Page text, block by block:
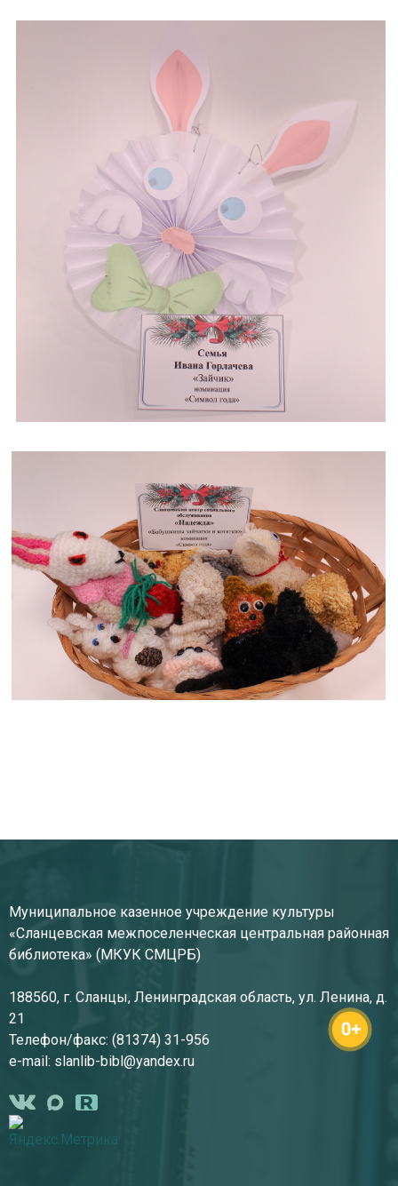
Муниципальное казенное учреждение культуры
«Сланцевская межпоселенческая центральная районная
библиотека» (МКУК СМЦРБ)
188560, г. Сланцы, Ленинградская область, ул. Ленина, д.
21
Телефон/факс: (81374) 31-956
e-mail: slanlib-bibl@yandex.ru